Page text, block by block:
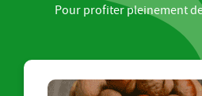
Pour profiter pleinement